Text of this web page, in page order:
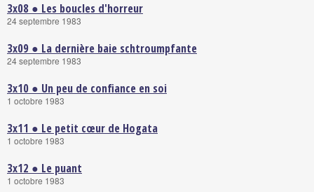
3x08 ● Les boucles d'horreur
24 septembre 1983
3x09 ● La dernière baie schtroumpfante
24 septembre 1983
3x10 ● Un peu de confiance en soi
1 octobre 1983
3x11 ● Le petit cœur de Hogata
1 octobre 1983
3x12 ● Le puant
1 octobre 1983